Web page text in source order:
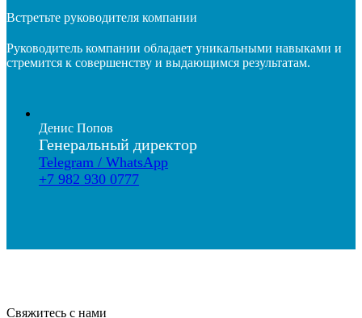
Встретьте руководителя компании
Руководитель компании обладает уникальными навыками и
стремится к совершенству и выдающимся результатам.
Денис Попов
Генеральный директор
Telegram / WhatsApp
+7 982 930 0777
Свяжитесь с нами